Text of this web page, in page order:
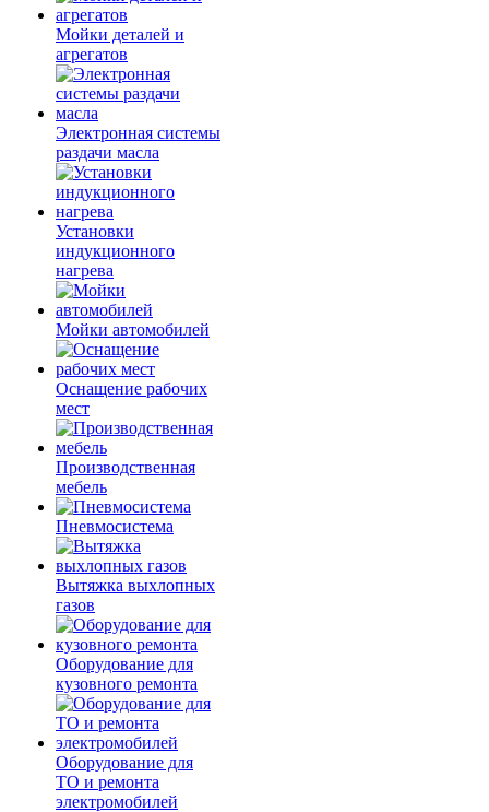
Мойки деталей и
агрегатов
Электронная системы
раздачи масла
Установки
индукционного
нагрева
Мойки автомобилей
Оснащение рабочих
мест
Производственная
мебель
Пневмосистема
Вытяжка выхлопных
газов
Оборудование для
кузовного ремонта
Оборудование для
ТО и ремонта
электромобилей